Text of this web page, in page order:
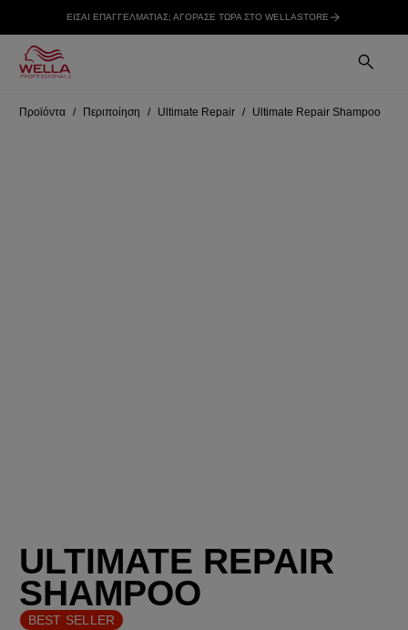
ΕΙΣΑΙ ΕΠΑΓΓΕΛΜΑΤΙΑΣ; ΑΓΟΡΑΣΕ ΤΩΡΑ ΣΤΟ WELLASTORE
Προϊόντα Περιποίηση Ultimate Repair Ultimate Repair Shampoo
ULTIMATE REPAIR
SHAMPOO
BEST SELLER